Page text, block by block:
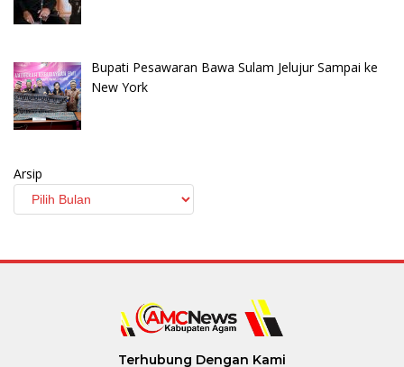
Bupati Pesawaran Bawa Sulam Jelujur Sampai ke
New York
Arsip
Terhubung Dengan Kami